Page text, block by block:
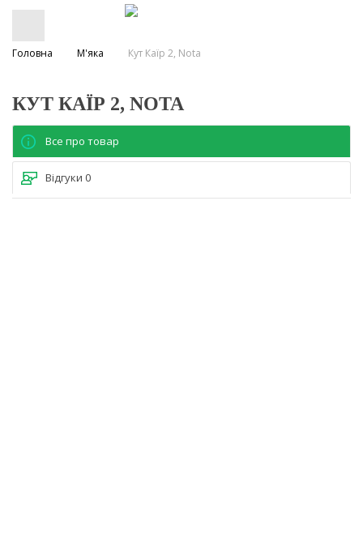
Головна М'яка Кут Каїр 2, Nota
КУТ КАЇР 2, NOTA
Все про товар
Відгуки 0